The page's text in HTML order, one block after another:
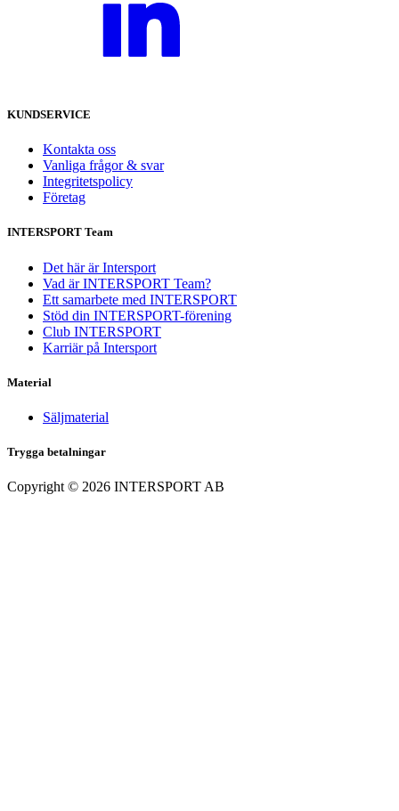
KUNDSERVICE
Kontakta oss
Vanliga frågor & svar
Integritetspolicy
Företag
INTERSPORT Team
Det här är Intersport
Vad är INTERSPORT Team?
Ett samarbete med INTERSPORT
Stöd din INTERSPORT-förening
Club INTERSPORT
Karriär på Intersport
Material
Säljmaterial
Trygga betalningar
Copyright © 2026 INTERSPORT AB